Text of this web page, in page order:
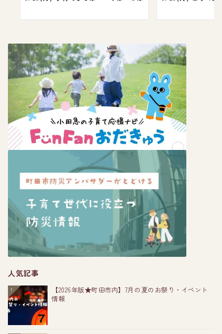
人気記事
1
【2026年版★町田市内】7月の夏のお祭り・イベント
情報